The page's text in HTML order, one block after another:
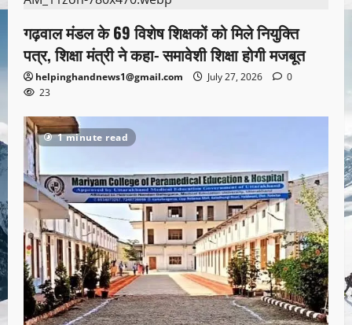
गढ़वाल मंडल के 69 विशेष शिक्षकों को मिले नियुक्ति
पत्र, शिक्षा मंत्री ने कहा- समावेशी शिक्षा होगी मजबूत
helpinghandnews1@gmail.com July 27, 2026
0
23
1 minute read